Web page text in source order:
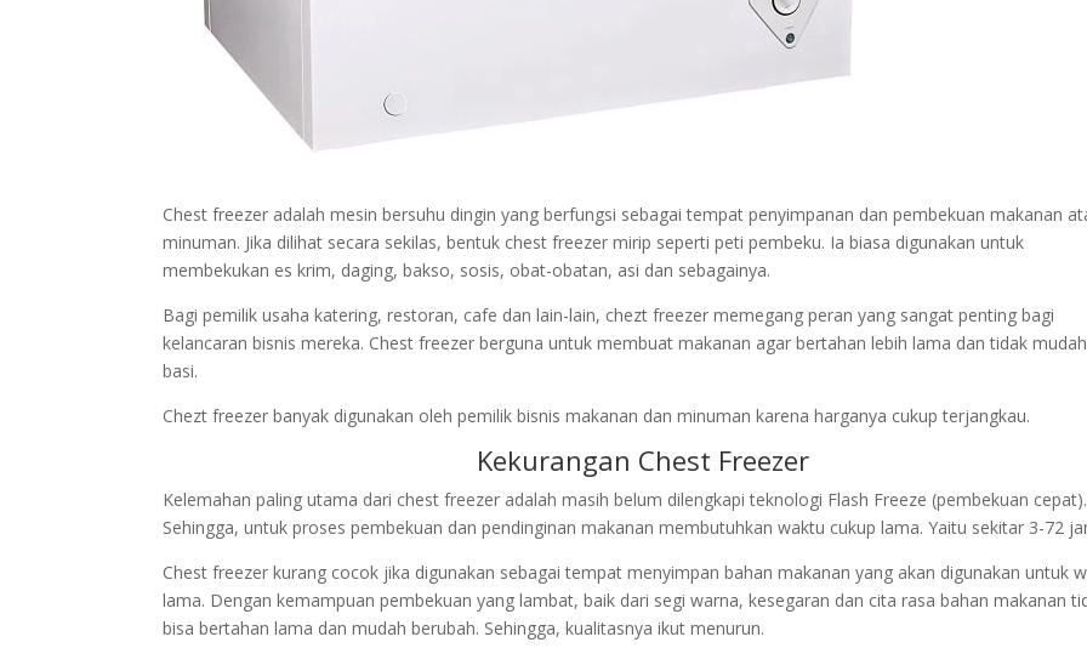
Chest freezer adalah mesin bersuhu dingin yang berfungsi sebagai tempat penyimpanan dan pembekuan makanan
minuman. Jika dilihat secara sekilas, bentuk chest freezer mirip seperti peti pembeku. Ia biasa digunakan untuk
membekukan es krim, daging, bakso, sosis, obat-obatan, asi dan sebagainya.
Bagi pemilik usaha katering, restoran, cafe dan lain-lain, chezt freezer memegang peran yang sangat penting bagi
kelancaran bisnis mereka. Chest freezer berguna untuk membuat makanan agar bertahan lebih lama dan tidak mudah
basi.
Chezt freezer banyak digunakan oleh pemilik bisnis makanan dan minuman karena harganya cukup terjangkau.
Kekurangan Chest Freezer
Kelemahan paling utama dari chest freezer adalah masih belum dilengkapi teknologi Flash Freeze (pembekuan cepat).
Sehingga, untuk proses pembekuan dan pendinginan makanan membutuhkan waktu cukup lama. Yaitu sekitar 3-72
Chest freezer kurang cocok jika digunakan sebagai tempat menyimpan bahan makanan yang akan digunakan untuk
lama. Dengan kemampuan pembekuan yang lambat, baik dari segi warna, kesegaran dan cita rasa bahan makanan
bisa bertahan lama dan mudah berubah. Sehingga, kualitasnya ikut menurun.